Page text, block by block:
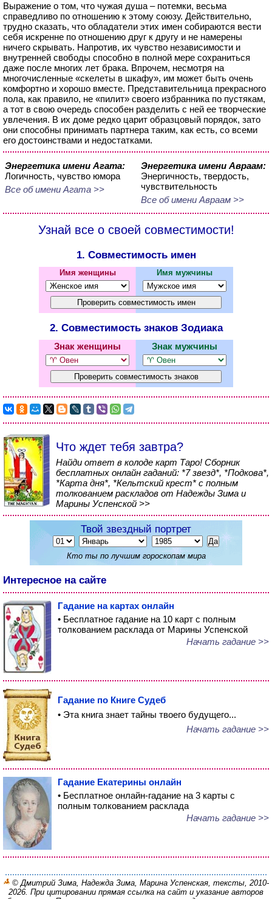
Выражение о том, что чужая душа – потемки, весьма
справедливо по отношению к этому союзу. Действительно,
трудно сказать, что обладатели этих имен собираются вести
себя искренне по отношению друг к другу и не намерены
ничего скрывать. Напротив, их чувство независимости и
внутренней свободы способно в полной мере сохраниться
даже после многих лет брака. Впрочем, несмотря на
многочисленные «скелеты в шкафу», им может быть очень
комфортно и хорошо вместе. Представительница прекрасного
пола, как правило, не «пилит» своего избранника по пустякам,
а тот в свою очередь способен разделить с ней ее творческие
увлечения. В их доме редко царит образцовый порядок, зато
они способны принимать партнера таким, как есть, со всеми
его достоинствами и недостатками.
Энергетика имени Агата:
Логичность, чувство юмора
Все об имени Агата >>
Энергетика имени Авраам:
Энергичность, твердость,
чувствительность
Все об имени Авраам >>
Узнай все о своей совместимости!
1. Совместимость имен
Имя женщины Имя мужчины
2. Совместимость знаков Зодиака
Знак женщины Знак мужчины
Что ждет тебя завтра?
Найди ответ в колоде карт Таро! Сборник
бесплатных онлайн гаданий: *7 звезд*, *Подкова*,
*Карта дня*, *Кельтский крест* с полным
толкованием раскладов от Надежды Зима и
Марины Успенской >>
Твой звездный портрет
Кто ты по лучшим гороскопам мира
Интересное на сайте
Гадание на картах онлайн
• Бесплатное гадание на 10 карт с полным
толкованием расклада от Марины Успенской
Начать гадание >>
Гадание по Книге Судеб
• Эта книга знает тайны твоего будущего...
Начать гадание >>
Гадание Екатерины онлайн
• Бесплатное онлайн-гадание на 3 карты с
полным толкованием расклада
Начать гадание >>
© Дмитрий Зима, Надежда Зима, Марина Успенская, тексты, 2010-
2026. При цитировании прямая ссылка на сайт и указание авторов